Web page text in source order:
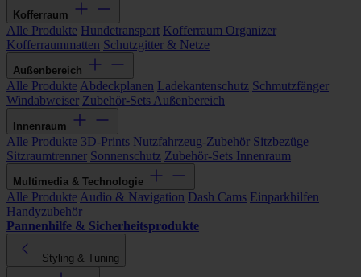
Kofferraum
Alle Produkte Hundetransport Kofferraum Organizer
Kofferraummatten Schutzgitter & Netze
Außenbereich
Alle Produkte Abdeckplanen Ladekantenschutz Schmutzfänger
Windabweiser Zubehör-Sets Außenbereich
Innenraum
Alle Produkte 3D-Prints Nutzfahrzeug-Zubehör Sitzbezüge
Sitzraumtrenner Sonnenschutz Zubehör-Sets Innenraum
Multimedia & Technologie
Alle Produkte Audio & Navigation Dash Cams Einparkhilfen
Handyzubehör
Pannenhilfe & Sicherheitsprodukte
Styling & Tuning